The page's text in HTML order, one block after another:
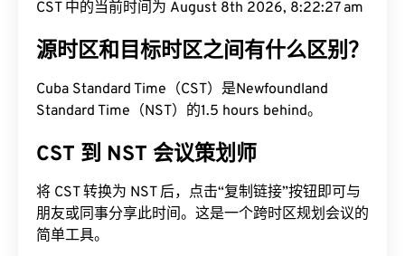
CST 中的当前时间为 August 8th 2026, 8:22:28 am
源时区和目标时区之间有什么区别？
Cuba Standard Time（CST）是Newfoundland
Standard Time（NST）的1.5 hours behind。
CST 到 NST 会议策划师
将 CST 转换为 NST 后，点击“复制链接”按钮即可与
朋友或同事分享此时间。这是一个跨时区规划会议的
简单工具。